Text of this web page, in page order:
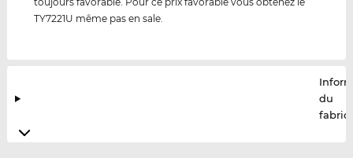
TY7221U même pas en sale.
du